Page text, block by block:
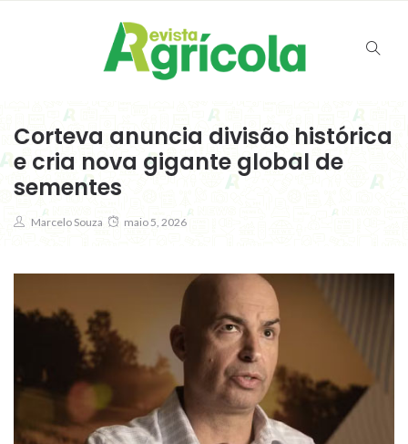
Corteva anuncia divisão histórica
e cria nova gigante global de
sementes
Marcelo Souza maio 5, 2026